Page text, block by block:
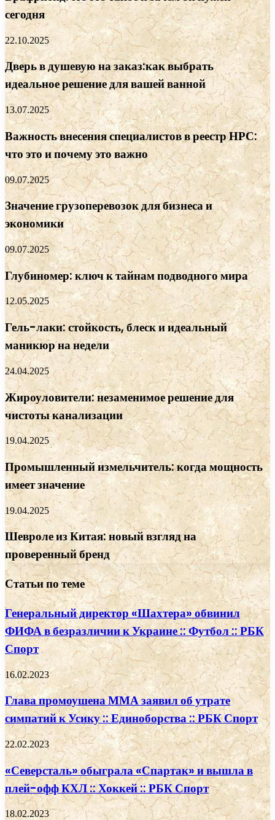
сегодня
22.10.2025
Дверь в душевую на заказ:как выбрать
идеальное решение для вашей ванной
13.07.2025
Важность внесения специалистов в реестр НРС:
что это и почему это важно
09.07.2025
Значение грузоперевозок для бизнеса и
экономики
09.07.2025
Глубиномер: ключ к тайнам подводного мира
12.05.2025
Гель-лаки: стойкость, блеск и идеальный
маникюр на недели
24.04.2025
Жироуловители: незаменимое решение для
чистоты канализации
19.04.2025
Промышленный измельчитель: когда мощность
имеет значение
19.04.2025
Шевроле из Китая: новый взгляд на
проверенный бренд
Статьи по теме
Генеральный директор «Шахтера» обвинил
ФИФА в безразличии к Украине :: Футбол :: РБК
Спорт
16.02.2023
Глава промоушена ММА заявил об утрате
симпатий к Усику :: Единоборства :: РБК Спорт
22.02.2023
«Северсталь» обыграла «Спартак» и вышла в
плей-офф КХЛ :: Хоккей :: РБК Спорт
18.02.2023